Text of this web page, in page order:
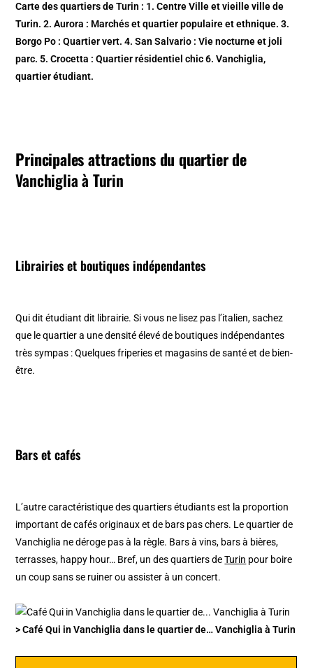
Carte des quartiers de Turin : 1. Centre Ville et vieille ville de
Turin. 2. Aurora : Marchés et quartier populaire et ethnique. 3.
Borgo Po : Quartier vert. 4. San Salvario : Vie nocturne et joli
parc. 5. Crocetta : Quartier résidentiel chic 6. Vanchiglia,
quartier étudiant.
Principales attractions du quartier de
Vanchiglia à Turin
Librairies et boutiques indépendantes
Qui dit étudiant dit librairie. Si vous ne lisez pas l’italien, sachez
que le quartier a une densité élevé de boutiques indépendantes
très sympas : Quelques friperies et magasins de santé et de bien-
être.
Bars et cafés
L’autre caractéristique des quartiers étudiants est la proportion
important de cafés originaux et de bars pas chers. Le quartier de
Vanchiglia ne déroge pas à la règle. Bars à vins, bars à bières,
terrasses, happy hour… Bref, un des quartiers deTurin pour boire
un coup sans se ruiner ou assister à un concert.
> Café Qui in Vanchiglia dans le quartier de… Vanchiglia à Turin